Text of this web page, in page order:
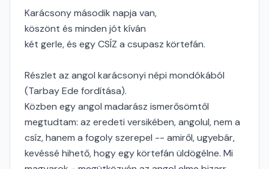
Karácsony második napja van,
köszönt és minden jót kíván
két gerle, és egy CSÍZ a csupasz körtefán.
Részlet az angol karácsonyi népi mondókából
(Tarbay Ede fordítása).
Közben egy angol madarász ismerősömtől
megtudtam: az eredeti versikében, angolul, nem a
csíz, hanem a fogoly szerepel -- amiről, ugyebár,
kevéssé hihető, hogy egy körtefán üldögélne. Mi